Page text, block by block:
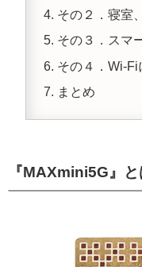
その２．寝室
その３．スマ
その４．Wi-Fi
まとめ
『MAXmini5G』と